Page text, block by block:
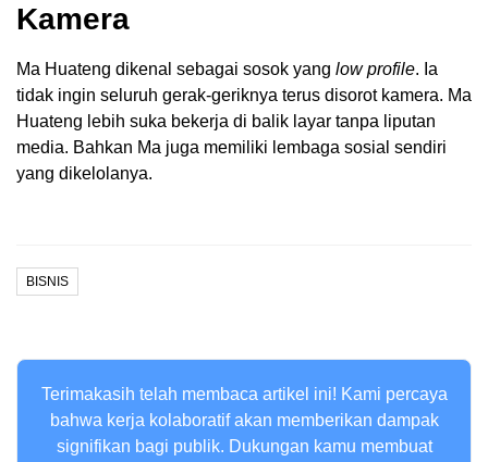
Kamera
Ma Huateng dikenal sebagai sosok yang low profile. Ia
tidak ingin seluruh gerak-geriknya terus disorot kamera. Ma
Huateng lebih suka bekerja di balik layar tanpa liputan
media. Bahkan Ma juga memiliki lembaga sosial sendiri
yang dikelolanya.
BISNIS
Terimakasih telah membaca artikel ini! Kami percaya
bahwa kerja kolaboratif akan memberikan dampak
signifikan bagi publik. Dukungan kamu membuat